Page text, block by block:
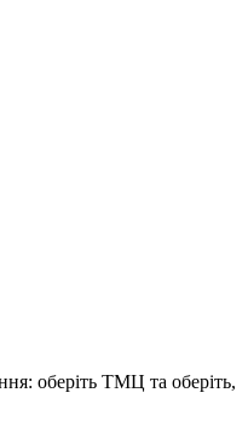
оберіть ТМЦ та оберіть,